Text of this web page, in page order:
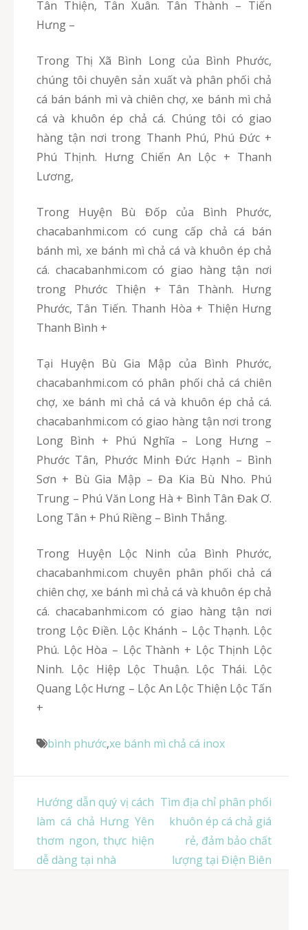
Tân Thiện, Tân Xuân. Tân Thành – Tiến
Hưng –
Trong Thị Xã Bình Long của Bình Phước,
chúng tôi chuyên sản xuất và phân phối chả
cá bán bánh mì và chiên chợ, xe bánh mì chả
cá và khuôn ép chả cá. Chúng tôi có giao
hàng tận nơi trong Thanh Phú, Phú Đức +
Phú Thịnh. Hưng Chiến An Lộc + Thanh
Lương,
Trong Huyện Bù Đốp của Bình Phước,
chacabanhmi.com có cung cấp chả cá bán
bánh mì, xe bánh mì chả cá và khuôn ép chả
cá. chacabanhmi.com có giao hàng tận nơi
trong Phước Thiện + Tân Thành. Hưng
Phước, Tân Tiến. Thanh Hòa + Thiện Hưng
Thanh Bình +
Tại Huyện Bù Gia Mập của Bình Phước,
chacabanhmi.com có phân phối chả cá chiên
chợ, xe bánh mì chả cá và khuôn ép chả cá.
chacabanhmi.com có giao hàng tận nơi trong
Long Bình + Phú Nghĩa – Long Hưng –
Phước Tân, Phước Minh Đức Hạnh – Bình
Sơn + Bù Gia Mập – Đa Kia Bù Nho. Phú
Trung – Phú Văn Long Hà + Bình Tân Đak Ơ.
Long Tân + Phú Riềng – Bình Thắng.
Trong Huyện Lộc Ninh của Bình Phước,
chacabanhmi.com chuyên phân phối chả cá
chiên chợ, xe bánh mì chả cá và khuôn ép chả
cá. chacabanhmi.com có giao hàng tận nơi
trong Lộc Điền. Lộc Khánh – Lộc Thạnh. Lộc
Phú. Lộc Hòa – Lộc Thành + Lộc Thịnh Lộc
Ninh. Lộc Hiệp Lộc Thuận. Lộc Thái. Lộc
Quang Lộc Hưng – Lộc An Lộc Thiện Lộc Tấn
+
bình phước,xe bánh mì chả cá inox
Điều
hướng
bài
viết
Hướng dẫn quý vị cách
làm cá chả Hưng Yên
thơm ngon, thực hiện
dễ dàng tại nhà
Tìm địa chỉ phân phối
khuôn ép cá chả giá
rẻ, đảm bảo chất
lượng tại Điện Biên